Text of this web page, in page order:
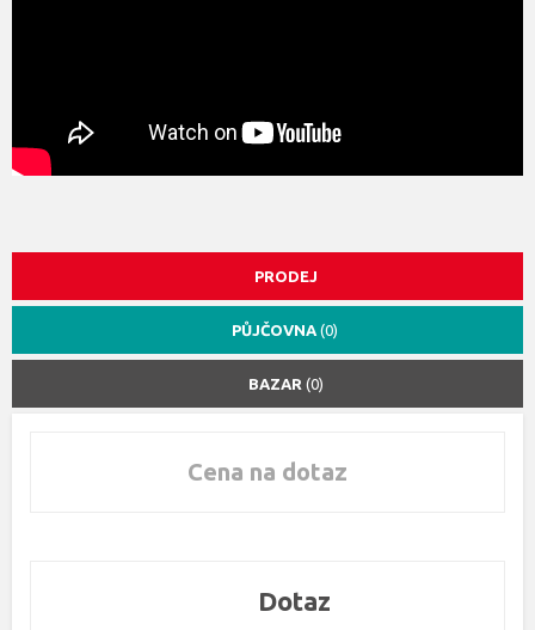
PRODEJ
PŮJČOVNA (0)
BAZAR (0)
Cena na dotaz
Dotaz